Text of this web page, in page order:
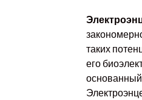
таких
его
основанный